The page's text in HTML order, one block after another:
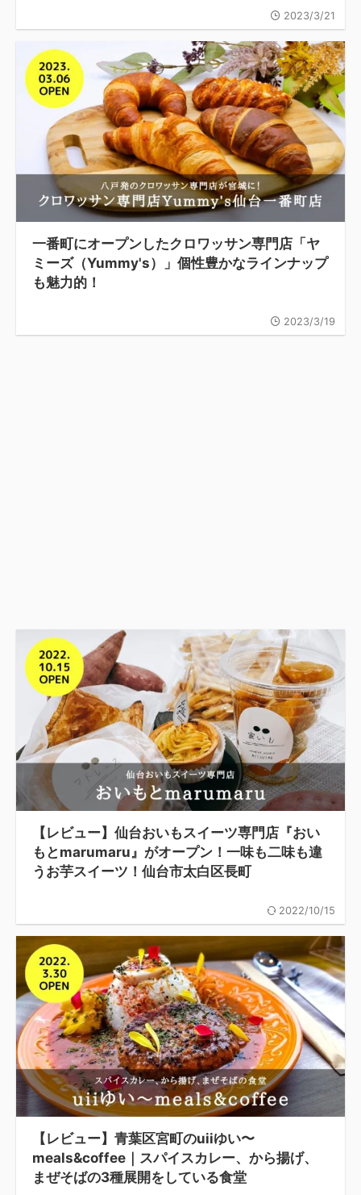
2023/3/21
一番町にオープンしたクロワッサン専門店「ヤ
ミーズ（Yummy's）」個性豊かなラインナップ
も魅力的！
2023/3/19
【レビュー】仙台おいもスイーツ専門店『おい
もとmarumaru』がオープン！一味も二味も違
うお芋スイーツ！仙台市太白区長町
2022/10/15
【レビュー】青葉区宮町のuiiゆい〜
meals&coffee｜スパイスカレー、から揚げ、
まぜそばの3種展開をしている食堂